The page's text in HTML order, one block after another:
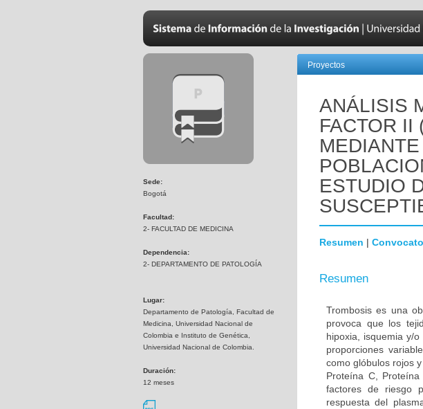
Sede:
Bogotá
Facultad:
2- FACULTAD DE MEDICINA
Dependencia:
2- DEPARTAMENTO DE PATOLOGÍA
Lugar:
Departamento de Patología, Facultad de
Medicina, Universidad Nacional de
Colombia e Instituto de Genética,
Universidad Nacional de Colombia.
Duración:
12 meses
Proyectos
ANÁLISIS
FACTOR II
ESTUDIO
Resumen |
Resumen
Trombosis es una
provoca que los
hipoxia, isquemia y/
proporciones
como glóbulos rojos
Proteína C,
factores de riesgo
respuesta del